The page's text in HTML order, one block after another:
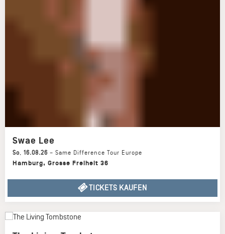
Swae Lee
So, 16.08.26 – Same Difference Tour Europe
Hamburg, Grosse Freiheit 36
TICKETS KAUFEN